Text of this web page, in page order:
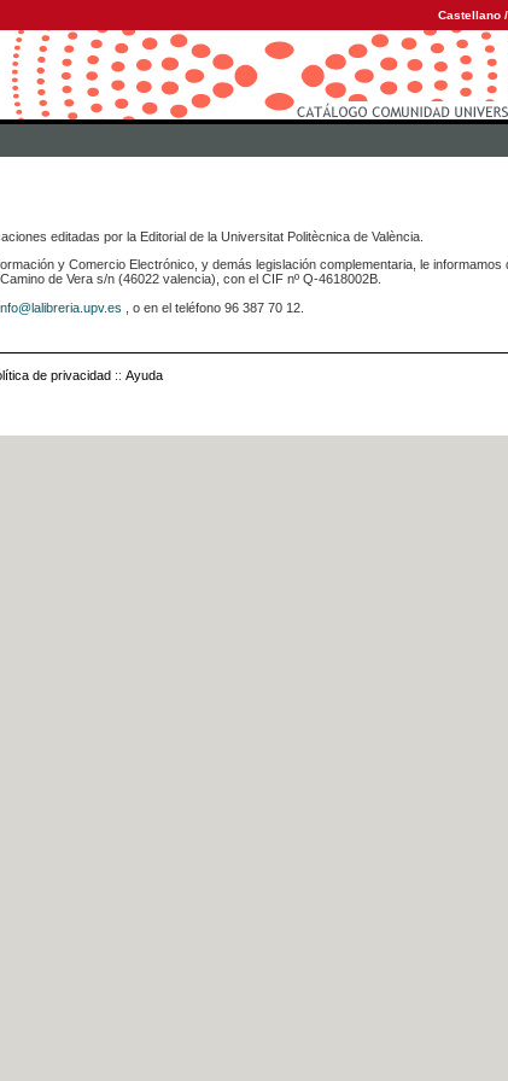
Castellano /
editadas por la Editorial de la Universitat Politècnica de València.
y Comercio Electrónico, y demás legislación complementaria, le
de Vera s/n (46022 valencia), con el CIF nº Q-4618002B.
, o en el teléfono 96 387 70 12.
de privacidad :: Ayuda